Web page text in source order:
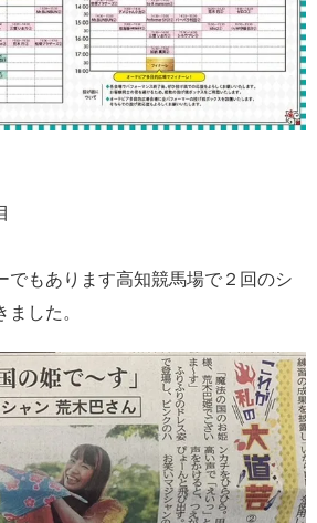
でもあります高知競馬場で２回のシ
ました。